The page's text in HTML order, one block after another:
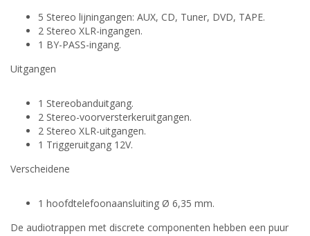
5 Stereo lijningangen: AUX, CD, Tuner, DVD, TAPE.
2 Stereo XLR-ingangen.
1 BY-PASS-ingang.
Uitgangen
1 Stereobanduitgang.
2 Stereo-voorversterkeruitgangen.
2 Stereo XLR-uitgangen.
1 Triggeruitgang 12V.
Verscheidene
1 hoofdtelefoonaansluiting Ø 6,35 mm.
De audiotrappen met discrete componenten hebben een puur